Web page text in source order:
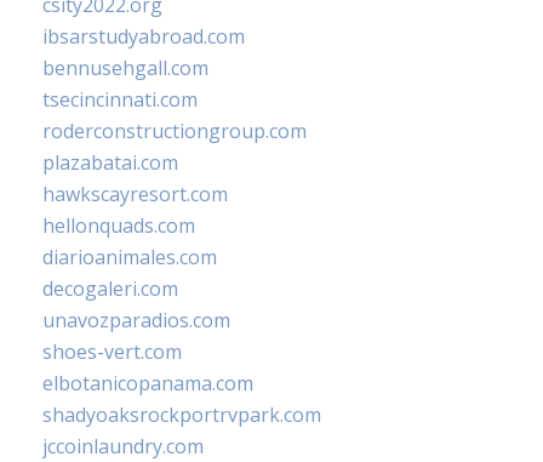
ibsarstudyabroad.com
bennusehgall.com
tsecincinnati.com
roderconstructiongroup.com
plazabatai.com
hawkscayresort.com
hellonquads.com
diarioanimales.com
decogaleri.com
unavozparadios.com
shoes-vert.com
elbotanicopanama.com
shadyoaksrockportrvpark.com
jccoinlaundry.com